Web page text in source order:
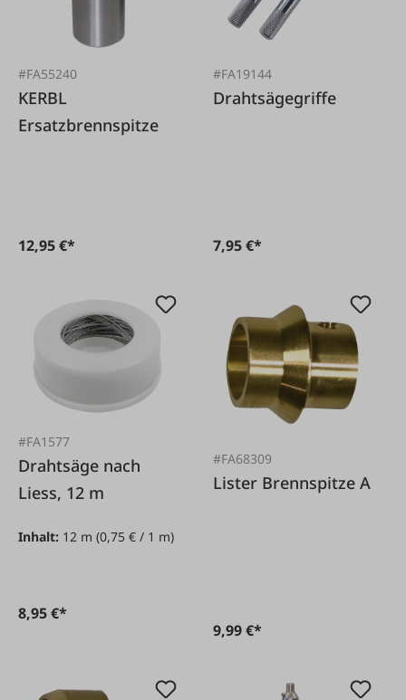
#FA55240
KERBL
Ersatzbrennspitze
12,95 €*
#FA19144
Drahtsägegriffe
7,95 €*
#FA1577
Drahtsäge nach
Liess, 12 m
Inhalt: 12 m (0,75 € / 1 m)
8,95 €*
#FA68309
Lister Brennspitze A
9,99 €*